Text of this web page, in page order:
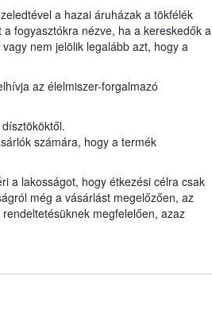
a hazai áruházak a tökfélék
fogyasztókra nézve, ha a kereskedők a
nem jelölik legalább azt, hogy a
az élelmiszer-forgalmazó
számára, hogy a termék
a lakosságot, hogy étkezési célra csak
még a vásárlást megelőzően, az
megfelelően, azaz